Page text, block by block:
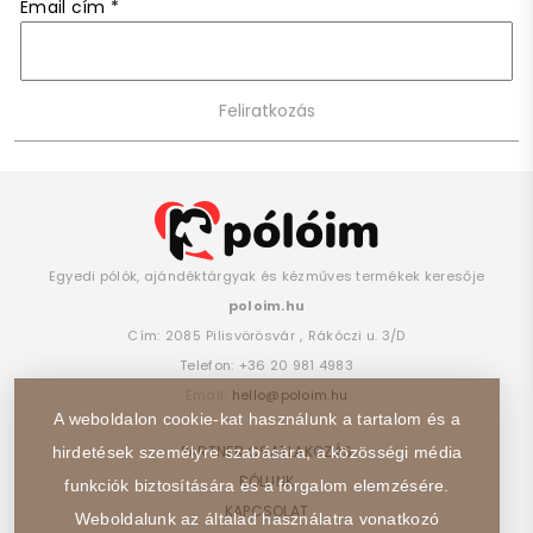
Email cím *
Egyedi pólók, ajándéktárgyak és kézműves termékek keresője
poloim.hu
Cím: 2085 Pilisvörösvár , Rákóczi u. 3/D
Telefon: +36 20 981 4983
hello@poloim.hu
PARTNER CSATLAKOZÁS
RÓLUNK
KAPCSOLAT
A weboldalon cookie-kat használunk a tartalom és a
hirdetések személyre szabására, a közösségi média
funkciók biztosítására és a forgalom elemzésére.
Weboldalunk az általad használatra vonatkozó